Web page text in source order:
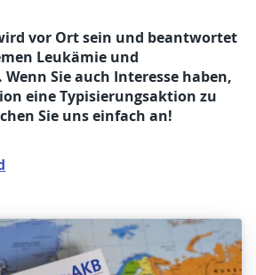
vor Ort sein und beantwortet
Leukämie und
Sie auch Interesse haben,
eine Typisierungsaktion zu
Sie uns einfach an!